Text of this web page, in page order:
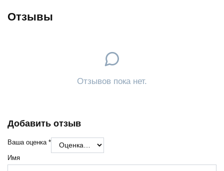
Отзывы
Отзывов пока нет.
Добавить отзыв
Ваша оценка *
Имя